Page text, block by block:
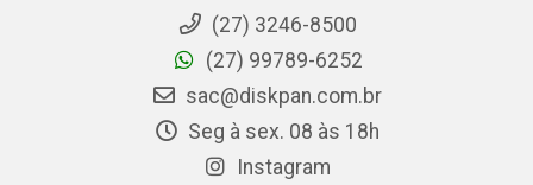
(27) 3246-8500
(27) 99789-6252
sac@diskpan.com.br
Seg à sex. 08 às 18h
Instagram